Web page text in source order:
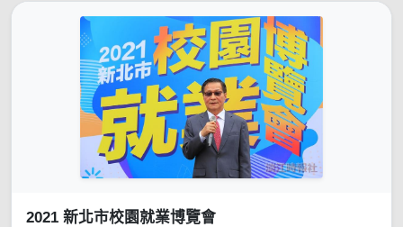
2021 新北市校園就業博覽會